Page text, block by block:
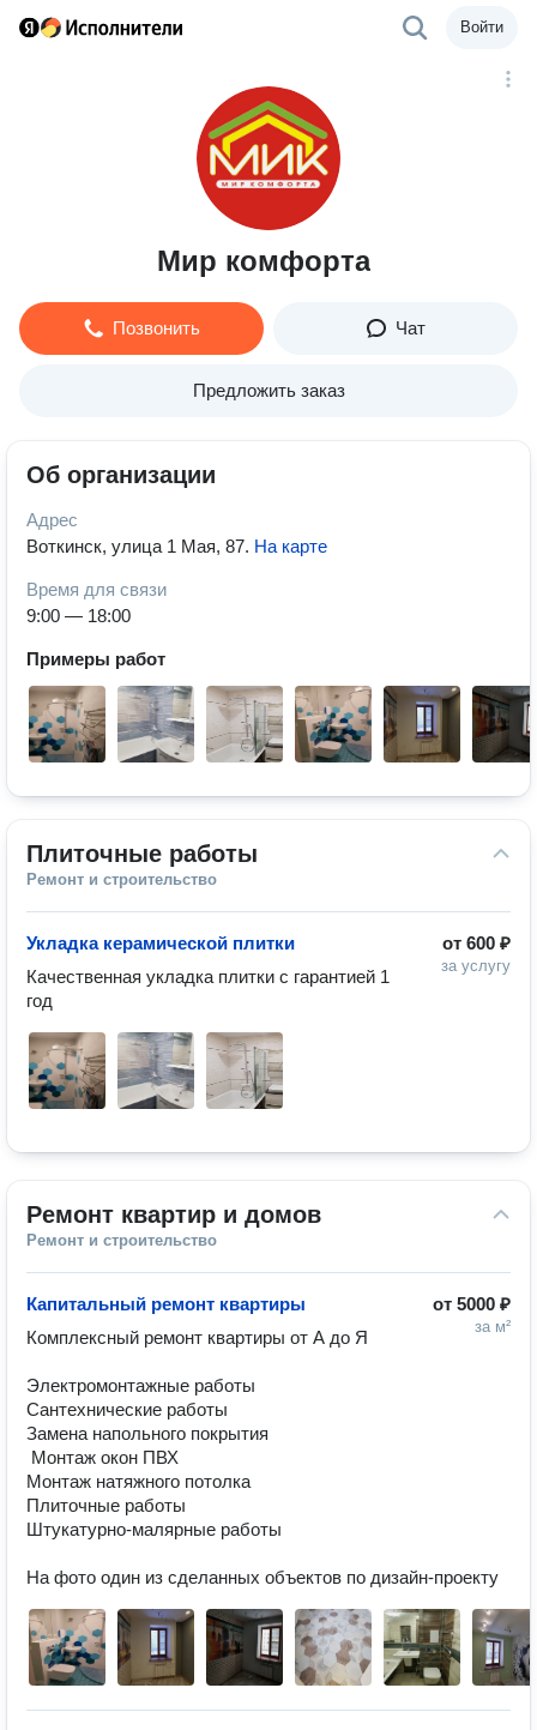
Войти
Мир комфорта
Позвонить Чат
Предложить заказ
Об организации
Адрес
Воткинск, улица 1 Мая, 87. На карте
Время для связи
9:00 — 18:00
Примеры работ
Плиточные работы
Ремонт и строительство
от 600 ₽
за услугу
Укладка керамической плитки
Качественная укладка плитки с гарантией 1
год
Ремонт квартир и домов
Ремонт и строительство
от 5000 ₽
за м²
Капитальный ремонт квартиры
Комплексный ремонт квартиры от А до Я
Электромонтажные работы
Сантехнические работы
Замена напольного покрытия
Монтаж натяжного потолка
Плиточные работы
Штукатурно-малярные работы
На фото один из сделанных объектов по дизайн-проекту